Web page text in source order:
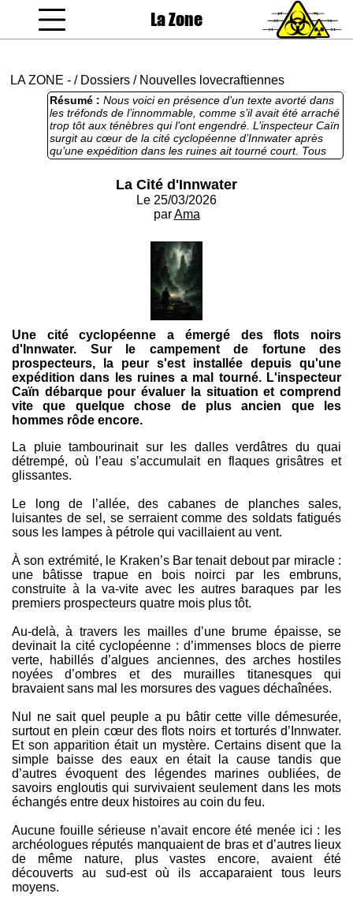
La Zone
LA ZONE - / Dossiers / Nouvelles lovecraftiennes
Résumé : Nous voici en présence d’un texte avorté dans
les tréfonds de l’innommable, comme s’il avait été arraché
trop tôt aux ténèbres qui l’ont engendré. L’inspecteur Caïn
surgit au cœur de la cité cyclopéenne d’Innwater après
qu’une expédition dans les ruines ait tourné court. Tous
les codes lovecraftiens sont respectés : l’atmosphère, les
odeurs, le paysage… On notera quelques coquilles et
maladresses, mais elles restent marginales et ne sont pas
un frein à la lecture. Le seul bémol, finalement, c’est que
le texte s’interrompt là où l’on aurait voulu s’enfoncer
est forte, l’univers intriguant, et l’on referme le récit avec
un sentiment d’inachevé…
La Cité d'Innwater
Le 25/03/2026
parAma
Une cité cyclopéenne a émergé des flots noirs
d'Innwater. Sur le campement de fortune des
prospecteurs, la peur s'est installée depuis qu'une
expédition dans les ruines a mal tourné. L'inspecteur
Caïn débarque pour évaluer la situation et comprend
vite que quelque chose de plus ancien que les
hommes rôde encore.
La pluie tambourinait sur les dalles verdâtres du quai
détrempé, où l’eau s’accumulait en flaques grisâtres et
glissantes.
Le long de l’allée, des cabanes de planches sales,
luisantes de sel, se serraient comme des soldats fatigués
sous les lampes à pétrole qui vacillaient au vent.
À son extrémité, le Kraken’s Bar tenait debout par miracle :
une bâtisse trapue en bois noirci par les embruns,
construite à la va-vite avec les autres baraques par les
premiers prospecteurs quatre mois plus tôt.
Au-delà, à travers les mailles d’une brume épaisse, se
devinait la cité cyclopéenne : d’immenses blocs de pierre
verte, habillés d’algues anciennes, des arches hostiles
noyées d’ombres et des murailles titanesques qui
bravaient sans mal les morsures des vagues déchaînées.
Nul ne sait quel peuple a pu bâtir cette ville démesurée,
surtout en plein cœur des flots noirs et torturés d’Innwater.
Et son apparition était un mystère. Certains disent que la
simple baisse des eaux en était la cause tandis que
d’autres évoquent des légendes marines oubliées, de
savoirs engloutis qui survivaient seulement dans les mots
échangés entre deux histoires au coin du feu.
Aucune fouille sérieuse n’avait encore été menée ici : les
archéologues réputés manquaient de bras et d’autres lieux
de même nature, plus vastes encore, avaient été
découverts au sud-est où ils accaparaient tous leurs
moyens.